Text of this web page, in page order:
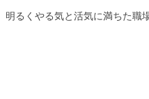
明るくやる気と活気に満ちた職